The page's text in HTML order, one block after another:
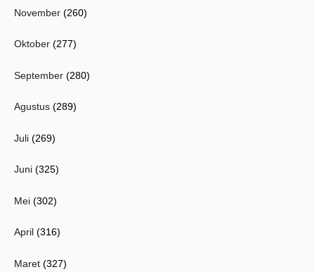
November (260)
Oktober (277)
September (280)
Agustus (289)
Juli (269)
Juni (325)
Mei (302)
April (316)
Maret (327)